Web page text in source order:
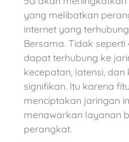
yang melibatkan
internet yang
Bersama. Tidak
dapat terhubung ke
kecepatan, latensi,
signifikan. Itu karena
menciptakan jaringan
menawarkan layanan
perangkat.